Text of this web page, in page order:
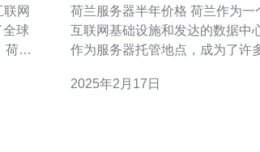
全球
荷兰
，
荷兰服务器半年价格 荷兰作为一个欧洲国家，拥有稳定的
互联网基础设施和发达的数据中
作为服务器托管地点，成为了许
格因服务商和配置而异。一般而
2025年2月17日